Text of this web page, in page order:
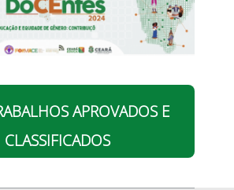
APROVADOS E
CLASSIFICADOS